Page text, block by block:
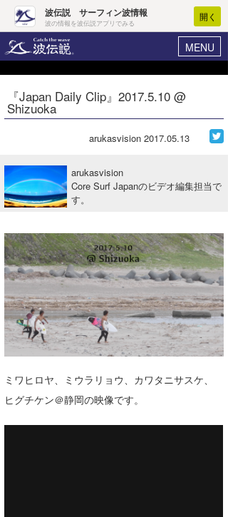
波伝説 サーフィン波情報
波の情報を波伝説アプリでみる
開く
MENU
ヘルプ マイホーム
ログイン
波情報･概況
WAVE HUNTER 波予想ツール
ニュース
サーフィンエリアガイド
会員メニュー
今月のプレゼント
『Japan Daily Clip』2017.5.10 @
Shizuoka
arukasvision 2017.05.13
arukasvision
Core Surf Japanのビデオ編集担当で
す。
ミワヒロヤ、ミウラリョウ、カワタニサスケ、
ヒグチケン＠静岡の映像です。
Core Surf Japan
アート＆エンタメ
トラベル
ショップ情報
ショップ情報
湘南
千葉北
伊豆
ウラナミ
お知らせ
その他
ルール＆How to